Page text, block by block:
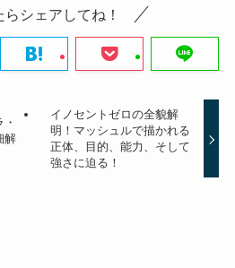
らシェアしてね！
解
イノセントゼロの全貌解
明！マッシュルで描かれる
正体、目的、能力、そして
強さに迫る！